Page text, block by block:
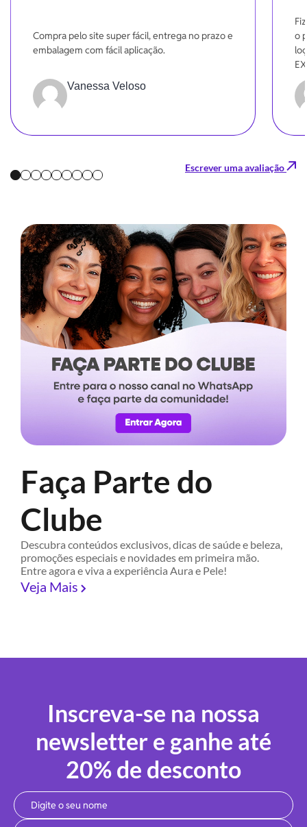
Compra pelo site super fácil, entrega no prazo e
embalagem com fácil aplicação.
Vanessa Veloso
o
Escrever uma avaliação
Faça Parte do
Clube
Descubra conteúdos exclusivos, dicas de saúde e beleza,
promoções especiais e novidades em primeira mão.
Entre agora e viva a experiência Aura e Pele!
Veja Mais
Inscreva-se na nossa
newsletter e ganhe até
20% de desconto